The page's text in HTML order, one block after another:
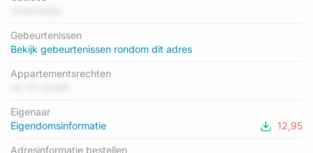
Gebeurtenissen
Bekijk gebeurtenissen rondom dit adres
Appartementsrechten
Eigenaar
Eigendomsinformatie
12,95
Adresinformatie bestellen